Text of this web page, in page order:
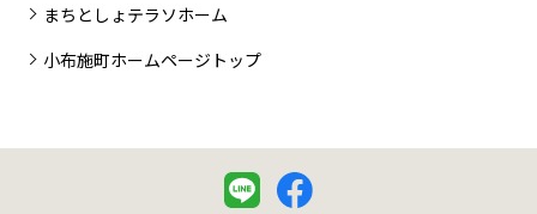
まちとしょテラソホーム
小布施町ホームページトップ